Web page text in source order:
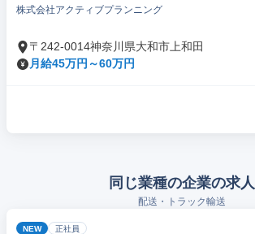
株式会社アクティブプランニング
〒242-0014神奈川県大和市上和田
月給45万円～60万円
同じ業種の企業の求人
配送・トラック輸送
NEW 正社員